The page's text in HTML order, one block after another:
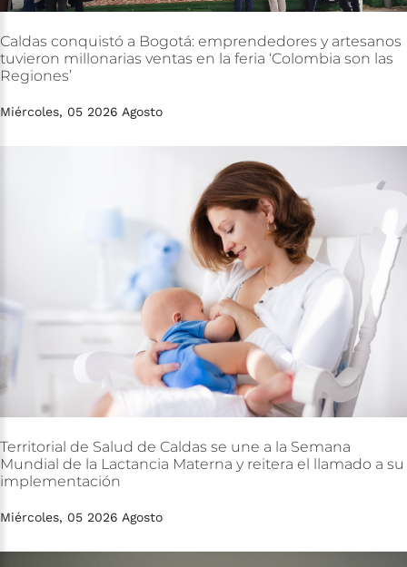
Caldas conquistó a Bogotá: emprendedores y artesanos
tuvieron millonarias ventas en la feria ‘Colombia son las
Regiones’
Miércoles, 05 2026 Agosto
Territorial de Salud de Caldas se une a la Semana
Mundial de la Lactancia Materna y reitera el llamado a su
implementación
Miércoles, 05 2026 Agosto